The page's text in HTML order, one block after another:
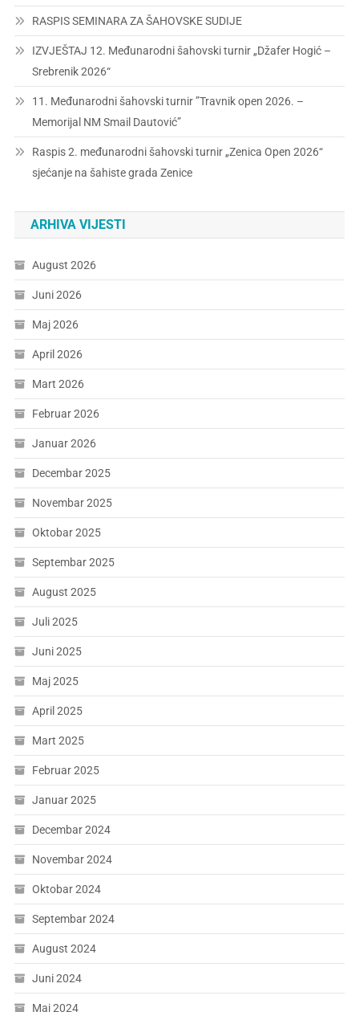
RASPIS SEMINARA ZA ŠAHOVSKE SUDIJE
IZVJEŠTAJ 12. Međunarodni šahovski turnir „Džafer Hogić –
Srebrenik 2026“
11. Međunarodni šahovski turnir ”Travnik open 2026. –
Memorijal NM Smail Dautović”
Raspis 2. međunarodni šahovski turnir „Zenica Open 2026“
sjećanje na šahiste grada Zenice
ARHIVA VIJESTI
August 2026
Juni 2026
Maj 2026
April 2026
Mart 2026
Februar 2026
Januar 2026
Decembar 2025
Novembar 2025
Oktobar 2025
Septembar 2025
August 2025
Juli 2025
Juni 2025
Maj 2025
April 2025
Mart 2025
Februar 2025
Januar 2025
Decembar 2024
Novembar 2024
Oktobar 2024
Septembar 2024
August 2024
Juni 2024
Maj 2024